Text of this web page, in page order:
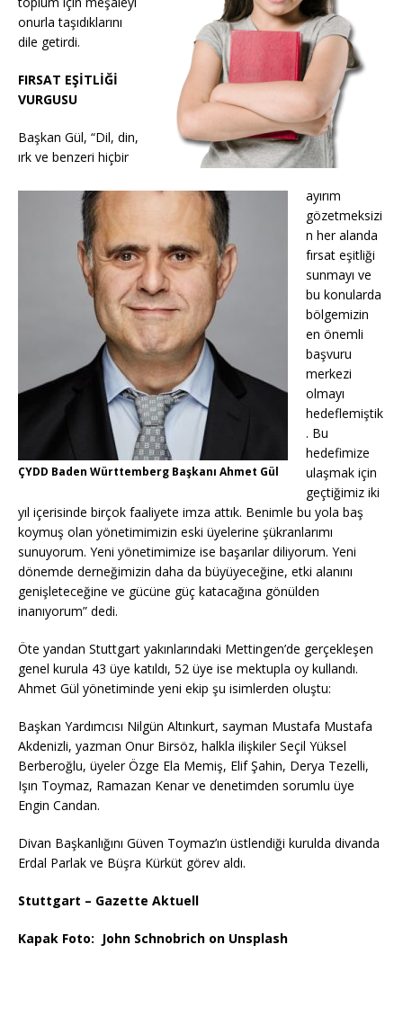
onurla taşıdıklarını
dile getirdi.
ÇYDD Baden Württemberg Başkanı Ahmet Gül
FIRSAT EŞİTLİĞİ
VURGUSU
Başkan Gül, “Dil, din,
ırk ve benzeri hiçbir
ayırım
gözetmeksizi
n her alanda
fırsat eşitliği
sunmayı ve
bu konularda
bölgemizin
en önemli
başvuru
merkezi
olmayı
hedeflemiştik
. Bu
hedefimize
ulaşmak için
geçtiğimiz iki
yıl içerisinde birçok faaliyete imza attık. Benimle bu yola baş
koymuş olan yönetimimizin eski üyelerine şükranlarımı
sunuyorum. Yeni yönetimimize ise başarılar diliyorum. Yeni
dönemde derneğimizin daha da büyüyeceğine, etki alanını
genişleteceğine ve gücüne güç katacağına gönülden
inanıyorum” dedi.
Öte yandan Stuttgart yakınlarındaki Mettingen’de gerçekleşen
genel kurula 43 üye katıldı, 52 üye ise mektupla oy kullandı.
Ahmet Gül yönetiminde yeni ekip şu isimlerden oluştu:
Başkan Yardımcısı Nilgün Altınkurt, sayman Mustafa Mustafa
Akdenizli, yazman Onur Birsöz, halkla ilişkiler Seçil Yüksel
Berberoğlu, üyeler Özge Ela Memiş, Elif Şahin, Derya Tezelli,
Işın Toymaz, Ramazan Kenar ve denetimden sorumlu üye
Engin Candan.
Divan Başkanlığını Güven Toymaz’ın üstlendiği kurulda divanda
Erdal Parlak ve Büşra Kürküt görev aldı.
Stuttgart – Gazette Aktuell
Kapak Foto: John Schnobrich on Unsplash